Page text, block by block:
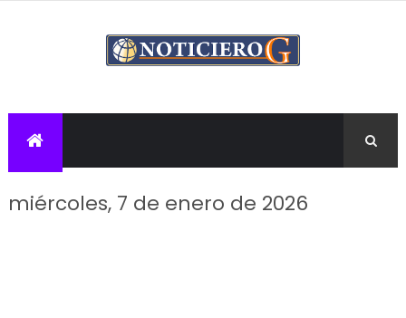
miércoles, 7 de enero de 2026